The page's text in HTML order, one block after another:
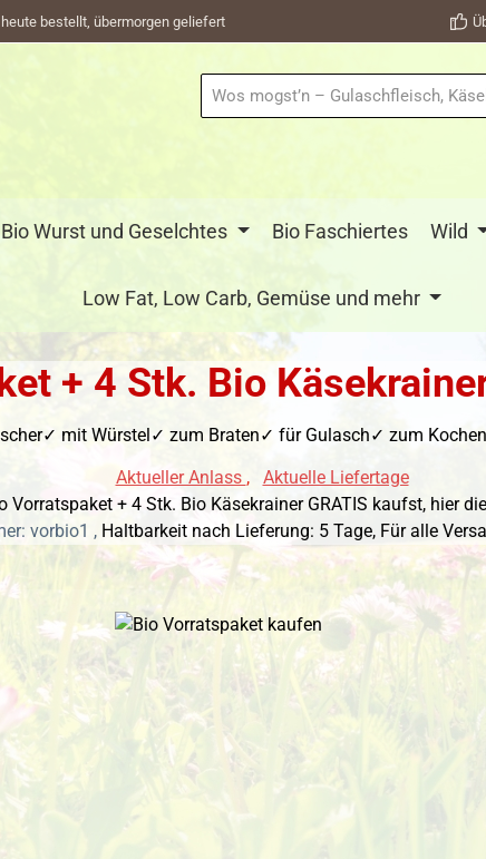
heute bestellt, übermorgen geliefert
Bio Wurst und Geselchtes Bio Faschiertes Wild
Low Fat, Low Carb, Gemüse und mehr
+ 4 Stk. Bio
mit Würstel✓ zum Braten✓ für Gulasch✓ zum
Aktueller Anlass ,
Aktuelle Liefertage
Vorratspaket + 4 Stk. Bio Käsekrainer GRATIS kaufst, hier
vorbio1 , Haltbarkeit nach Lieferung: 5 Tage, Für alle
überspringen